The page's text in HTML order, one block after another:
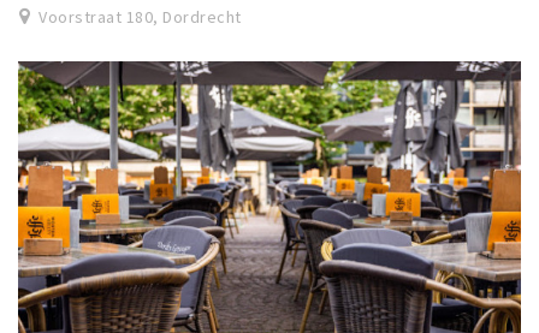
Voorstraat 180, Dordrecht